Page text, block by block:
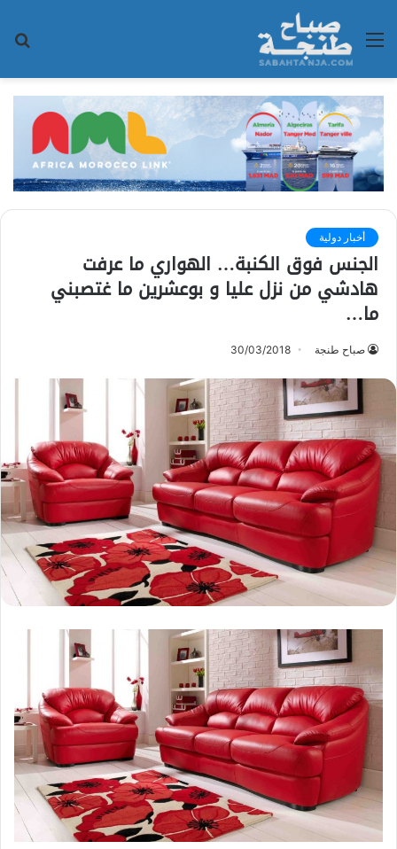
القائمة
أخبار دولية
الجنس فوق الكنبة… الهواري ما عرفت
هادشي من نزل عليا و بوعشرين ما غتصبني
ما…
صباح طنجة 30/03/2018